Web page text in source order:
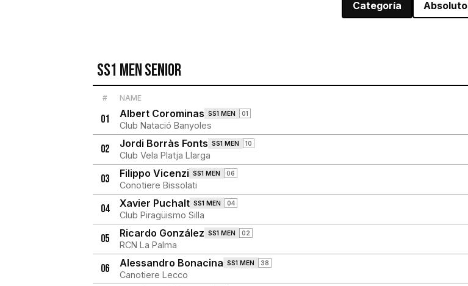
Categoría Absoluto
SS1 Men Senior
# NAME
01 Albert Corominas SS1 MEN 01
Club Natació Banyoles
02 Jordi Borràs Fonts SS1 MEN 10
Club Vela Platja Llarga
03 Filippo Vicenzi SS1 MEN 06
Conotiere Bissolati
04 Xavier Puchalt SS1 MEN 04
Club Piragüismo Silla
05 Ricardo González SS1 MEN 02
RCN La Palma
06 Alessandro Bonacina SS1 MEN 38
Canotiere Lecco